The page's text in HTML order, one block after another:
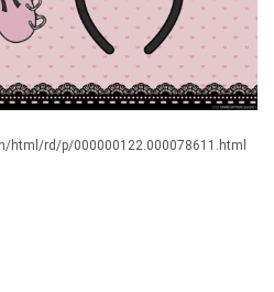
html/rd/p/000000122.000078611.html